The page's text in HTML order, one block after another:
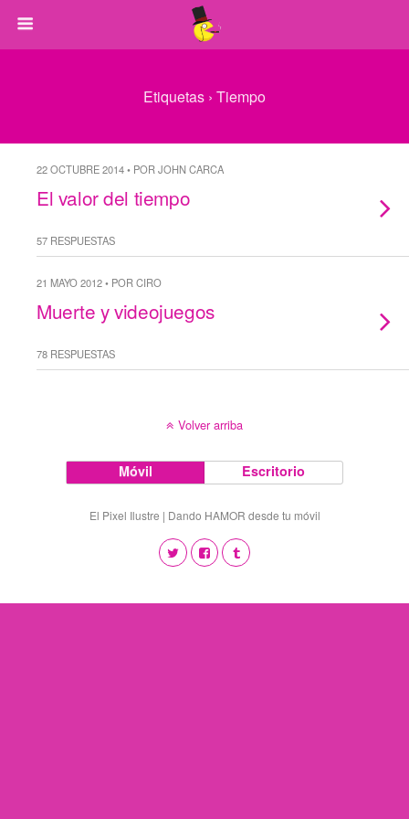
Etiquetas › Tiempo
22 OCTUBRE 2014 • POR JOHN CARCA
El valor del tiempo
57 RESPUESTAS
21 MAYO 2012 • POR CIRO
Muerte y videojuegos
78 RESPUESTAS
Volver arriba
Móvil Escritorio
El Pixel Ilustre | Dando HAMOR desde tu móvil